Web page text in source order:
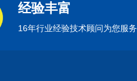
经验丰富
16年行业经验技术顾问为您服务